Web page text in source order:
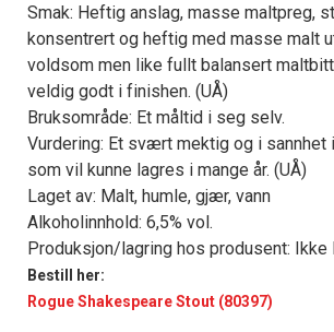
Smak: Heftig anslag, masse maltpreg,
konsentrert og heftig med masse malt
voldsom men like fullt balansert
veldig godt i finishen. (UÅ)
Bruksområde: Et måltid i seg selv.
Vurdering: Et svært mektig og i sannhet
som vil kunne lagres i mange år. (UÅ)
Laget av: Malt, humle, gjær, vann
Alkoholinnhold: 6,5% vol.
Produksjon/lagring hos produsent: Ikke
Bestill her:
Rogue Shakespeare Stout (80397)